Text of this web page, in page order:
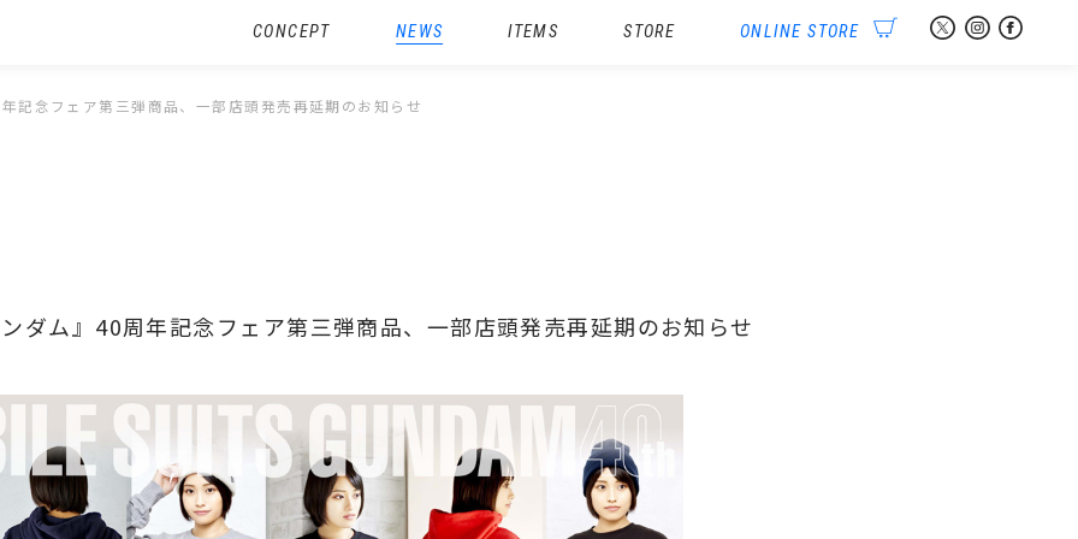
ITEMS
CONCEPT NEWS STORE ONLINE STORE
記念フェア第三弾商品、一部店頭発売再延期のお知らせ
ダム』40周年記念フェア第三弾商品、一部店頭発売再延期のお知らせ